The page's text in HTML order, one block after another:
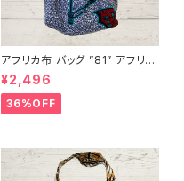
アフリカ布 バッグ ”81” アフリカ
ンプリント パーニュ カンガ キテ
ンゲ トートバッグ エコバッグ ギ
ニア フェアトレード INUWALIA
FRICA
¥2,496
36%OFF